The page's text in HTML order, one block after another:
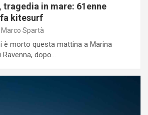
tragedia in mare: 61enne
kitesurf
Marco Spartà
è morto questa mattina a Marina
dopo…